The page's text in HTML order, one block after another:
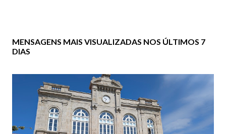
MENSAGENS MAIS VISUALIZADAS NOS ÚLTIMOS 7
DIAS